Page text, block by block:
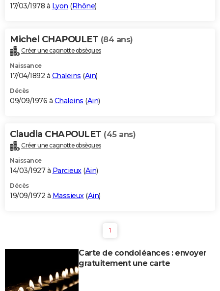
17/03/1978 à Lyon (Rhône)
Michel CHAPOULET (84 ans)
Créer une cagnotte obsèques
Naissance
17/04/1892 à Chaleins (Ain)
Décès
09/09/1976 à Chaleins (Ain)
Claudia CHAPOULET (45 ans)
Créer une cagnotte obsèques
Naissance
14/03/1927 à Parcieux(Ain)
Décès
19/09/1972 à Massieux(Ain)
1
Carte de condoléances : envoyer
gratuitement une carte